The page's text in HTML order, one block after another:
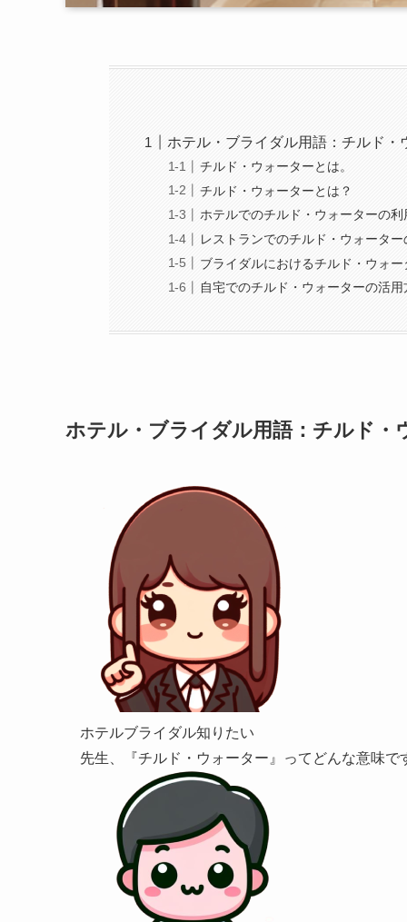
ホテル・ブライダル用語：チルド・
チルド・ウォーターとは。
チルド・ウォーターとは？
ホテルでのチルド・ウォーターの利
レストランでのチルド・ウォーター
ブライダルにおけるチルド・ウォ
自宅でのチルド・ウォーターの活用
ホテル・ブライダル用語：チルド・
ホテルブライダル知りたい
先生、『チルド・ウォーター』ってどんな意味で